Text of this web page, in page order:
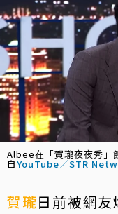
Albee在「賀瓏夜夜秀
自YouTube／STR
賀瓏日前被網